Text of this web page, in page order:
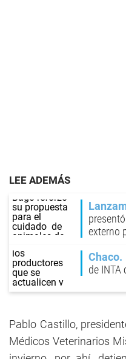
LEE ADEMÁS
externo
Chaco
de INTA
Pablo Castillo,
Médicos Veterinarios